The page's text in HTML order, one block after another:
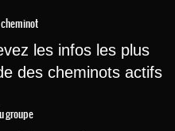
les infos les plus
des cheminots actifs
groupe